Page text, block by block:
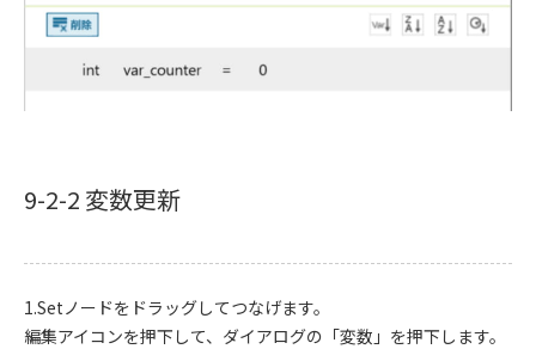
9-2-2 変数更新
1.Setノードをドラッグしてつなげます。
編集アイコンを押下して、ダイアログの「変数」を押下します。